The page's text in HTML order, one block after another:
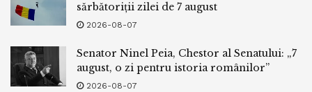
sărbătoriții zilei de 7 august
2026-08-07
Senator Ninel Peia, Chestor al Senatului: „7
august, o zi pentru istoria românilor”
2026-08-07